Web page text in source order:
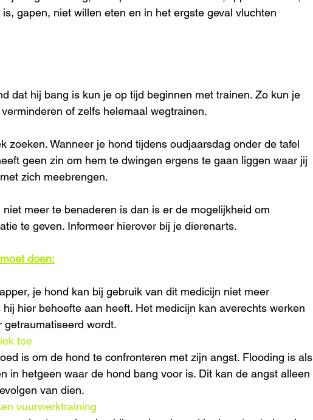
gapen, niet willen eten en in het ergste geval vluchten
dat hij bang is kun je op tijd beginnen met trainen. Zo kun je
of zelfs helemaal wegtrainen.
zoeken. Wanneer je hond tijdens oudjaarsdag onder de tafel
geen zin om hem te dwingen ergens te gaan liggen waar jij
zich meebrengen.
meer te benaderen is dan is er de mogelijkheid om
te geven. Informeer hierover bij je dierenarts.
doen:
je hond kan bij gebruik van dit medicijn niet meer
hier behoefte aan heeft. Het medicijn kan averechts werken
wordt.
toe
is om de hond te confronteren met zijn angst. Flooding is als
in hetgeen waar de hond bang voor is. Dit kan de angst alleen
van dien.
vuurwerktraining